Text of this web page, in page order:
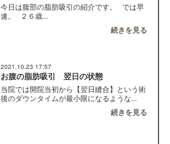
今日は腹部の脂肪吸引の紹介です。 では早
速。 ２６歳...
続きを見る
2021.10.23 17:57
お腹の脂肪吸引 翌日の状態
当院では開院当初から【翌日縫合】という術
後のダウンタイムが最小限になるような...
続きを見る